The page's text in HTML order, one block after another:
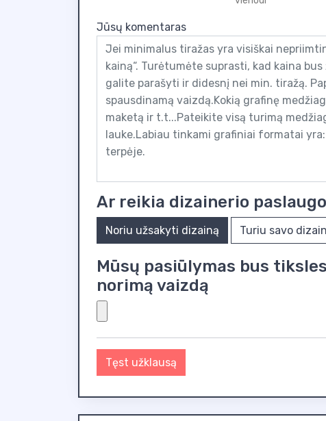
Jūsų komentaras
Ar reikia dizainerio
Noriu užsakyti dizainą Turiu savo
Mūsų pasiūlymas bus
norimą vaizdą
Tęst užklausą